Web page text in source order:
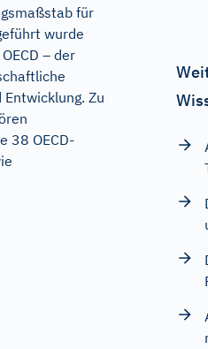
für
wurde
– der
Zu
38 OECD-